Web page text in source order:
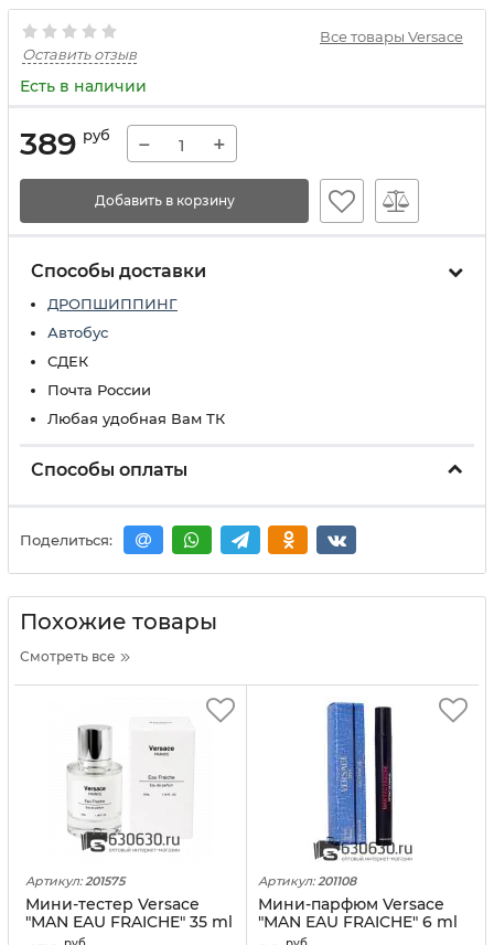
Все товары Versace
Оставить отзыв
Есть в наличии
389 руб − +
Добавить в корзину
Способы доставки
ДРОПШИППИНГ
Автобус
СДЕК
Почта России
Любая удобная Вам ТК
Способы оплаты
Поделиться:
Похожие товары
Смотреть все
Артикул: 201575
Мини-тестер Versace
"MAN EAU FRAICHE" 35 ml
Артикул: 201108
Мини-парфюм Versace
"MAN EAU FRAICHE" 6 ml